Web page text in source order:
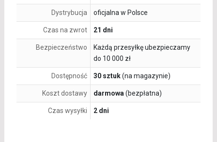
Dystrybucja oficjalna w Polsce
Czas na zwrot 21 dni
Bezpieczeństwo
Każdą przesyłkę ubezpieczamy
do 10 000 zł
Dostępność 30 sztuk(na magazynie)
Koszt dostawy darmowa (bezpłatna)
Czas wysyłki 2 dni